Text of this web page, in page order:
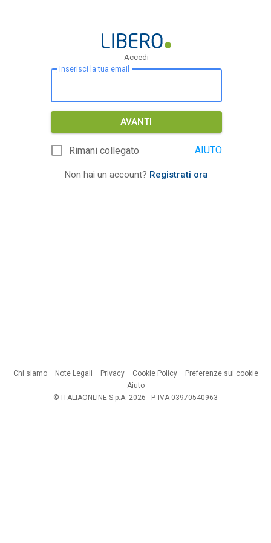
Accedi
Inserisci la tua email
AVANTI
Rimani collegato AIUTO
Non hai un account? Registrati ora
Chi siamo Note Legali Privacy Cookie Policy
Preferenze sui cookie
Aiuto
© ITALIAONLINE S.p.A. 2026 - P. IVA 03970540963